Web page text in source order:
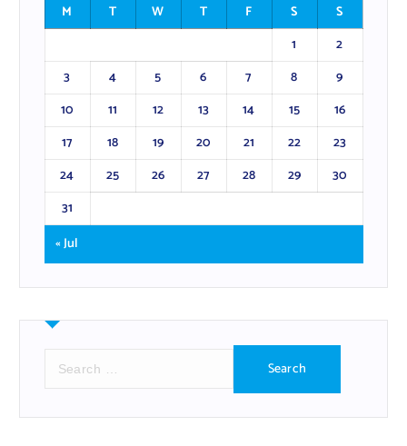
M
T W T F S
S
1
2
3
4 5 6 7 8
9
10
11 12 13 14 15
16
17
18 19 20 21 22
23
24
25 26 27 28 29
30
31
« Jul
r